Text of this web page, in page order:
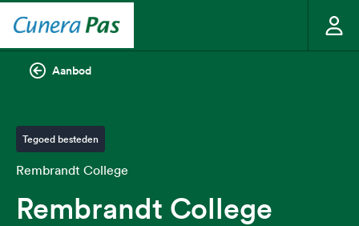
Aanbod
Tegoed besteden
Rembrandt College
Rembrandt College